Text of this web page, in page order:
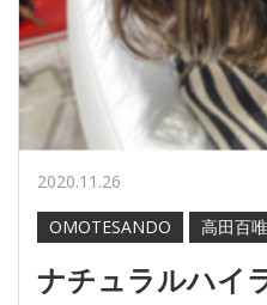
2020.11.26
OMOTESANDO
高田百唯
ナチュラルハイ